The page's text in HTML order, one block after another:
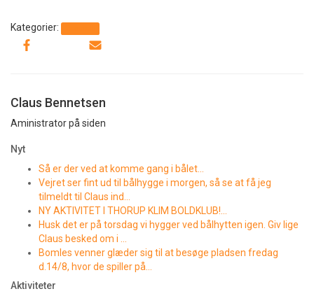
Kategorier:
Claus Bennetsen
Aministrator på siden
Nyt
Så er der ved at komme gang i bålet…
Vejret ser fint ud til bålhygge i morgen, så se at få jeg
tilmeldt til Claus ind…
NY AKTIVITET I THORUP KLIM BOLDKLUB!…
Husk det er på torsdag vi hygger ved bålhytten igen. Giv lige
Claus besked om i …
Bomles venner glæder sig til at besøge pladsen fredag
d.14/8, hvor de spiller på…
Aktiviteter